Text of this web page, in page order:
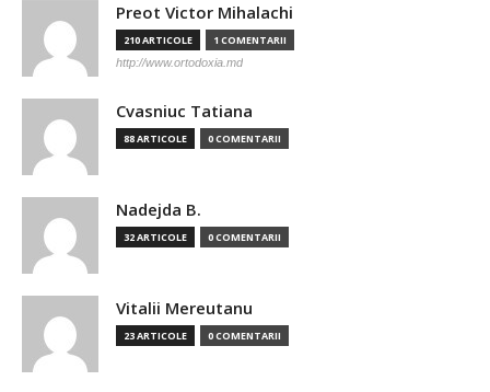
Preot Victor Mihalachi
210 ARTICOLE 1 COMENTARII
http://www.ortodoxia.md
Cvasniuc Tatiana
88 ARTICOLE 0 COMENTARII
Nadejda B.
32 ARTICOLE 0 COMENTARII
Vitalii Mereutanu
23 ARTICOLE 0 COMENTARII